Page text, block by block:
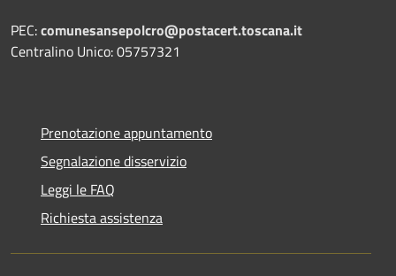
PEC:comunesansepolcro@postacert.toscana.it
Centralino Unico: 05757321
Prenotazione appuntamento
Segnalazione disservizio
Leggi le FAQ
Richiesta assistenza